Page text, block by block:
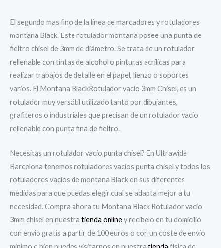
El segundo mas fino de la línea de marcadores y rotuladores
montana Black. Este rotulador montana posee una punta de
fieltro chisel de 3mm de diámetro. Se trata de un rotulador
rellenable con tintas de alcohol o pinturas acrílicas para
realizar trabajos de detalle en el papel, lienzo o soportes
varios. El Montana BlackRotulador vacío 3mm Chisel, es un
rotulador muy versátil utilizado tanto por dibujantes,
grafiteros o industriales que precisan de un rotulador vacío
rellenable con punta fina de fieltro.
Necesitas un rotulador vacío punta chisel? En Ultrawide
Barcelona tenemos rotuladores vacíos punta chisel y todos los
rotuladores vacíos de montana Black en sus diferentes
medidas para que puedas elegir cual se adapta mejor a tu
necesidad. Compra ahora tu Montana Black Rotulador vacío
3mm chisel en nuestra tienda onliney recibelo en tu domicilio
con envio gratis a partir de 100 euros o con un coste de envío
minimo o bien puedes visitarnos en nuestra tienda física de